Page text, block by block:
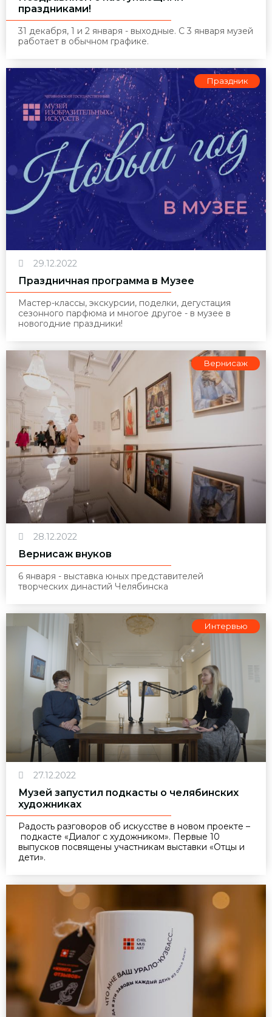
праздниками!
31 декабря, 1 и 2 января - выходные. С 3 января музей
работает в обычном графике.
Праздник
29.12.2022
Праздничная программа в Музее
Мастер-классы, экскурсии, поделки, дегустация
сезонного парфюма и многое другое - в музее в
новогодние праздники!
Вернисаж
28.12.2022
Вернисаж внуков
6 января - выставка юных представителей
творческих династий Челябинска
Интервью
27.12.2022
Музей запустил подкасты о челябинских
художниках
Радость разговоров об искусстве в новом проекте –
подкасте «Диалог с художником». Первые 10
выпусков посвящены участникам выставки «Отцы и
дети».